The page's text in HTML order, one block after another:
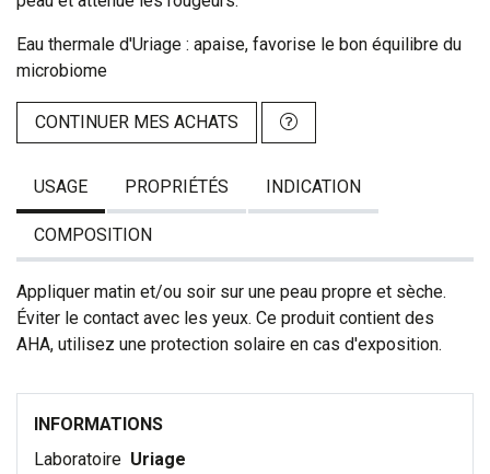
Eau thermale d'Uriage : apaise, favorise le bon équilibre du
microbiome
CONTINUER MES ACHATS
USAGE PROPRIÉTÉS INDICATION
COMPOSITION
Appliquer matin et/ou soir sur une peau propre et sèche.
Éviter le contact avec les yeux. Ce produit contient des
AHA, utilisez une protection solaire en cas d'exposition.
INFORMATIONS
Laboratoire Uriage